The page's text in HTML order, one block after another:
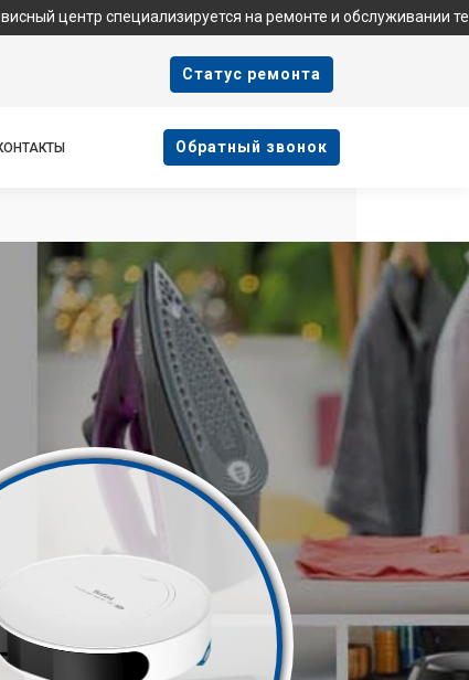
специализируется на ремонте и обслуживании техники
Cтатус ремонта
Oбратный звонок